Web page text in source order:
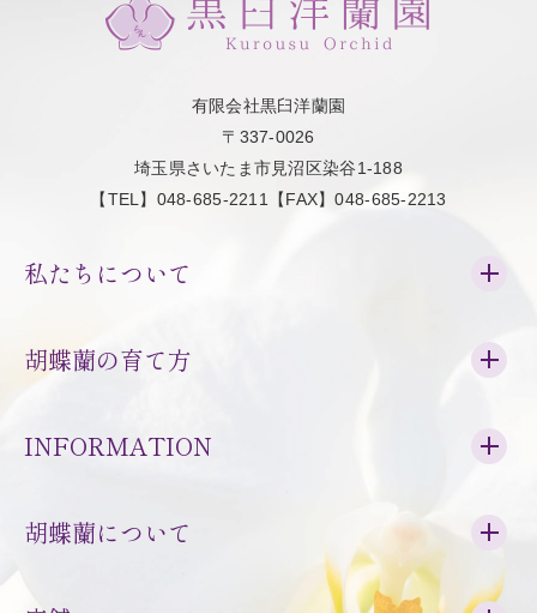
有限会社黒臼洋蘭園
〒337-0026
埼玉県さいたま市見沼区染谷1-188
【TEL】048-685-2211【FAX】048-685-2213
私たちについて
胡蝶蘭の育て方
INFORMATION
胡蝶蘭について